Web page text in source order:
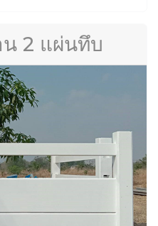
น 2 แผ่นทึบ